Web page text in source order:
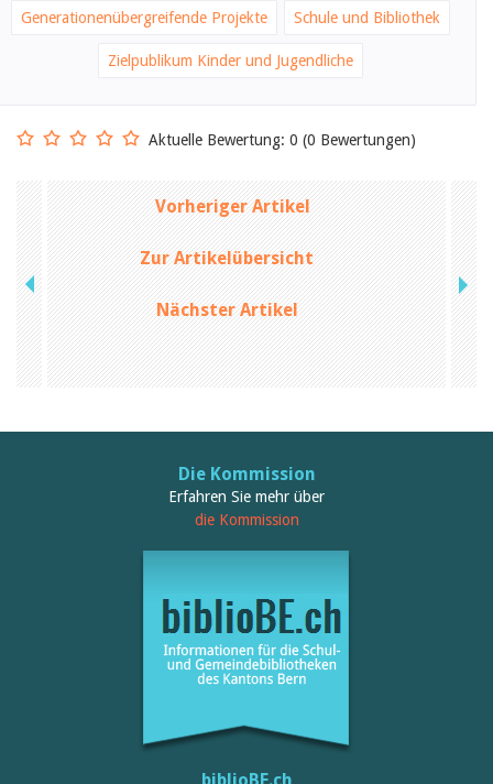
Generationenübergreifende Projekte Schule und Bibliothek
Zielpublikum Kinder und Jugendliche
Aktuelle Bewertung: 0 (0 Bewertungen)
Vorheriger Artikel
Zur Artikelübersicht
Nächster Artikel
Die Kommission
Erfahren Sie mehr über
die Kommission
biblioBE.ch